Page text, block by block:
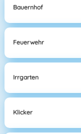
Bauernhof
Feuerwehr
Irrgarten
Klicker